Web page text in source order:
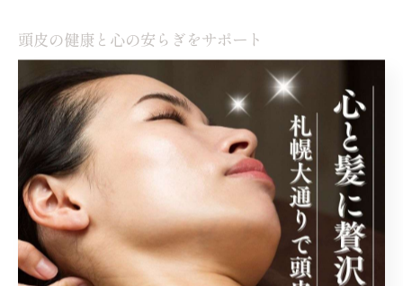
頭皮の健康と心の安らぎをサポート
ヘッドスパは、頭皮の健康を整えるために欠かせないケ
アとして注目されています。札幌市中央区大通西のサロ
ンでは、頭皮の状態を細かくチェックし、それに応じた
最適な施術を提供します。これにより、頭皮の血行が改
善され、健康な髪の成長を促進します。その結果、心地
よい刺激はリラクゼーション効果をもたらし、精神的な
安らぎを得ることができます。また、ヘッドスパを定期
的に受けることで、ストレスフルな状況にも柔軟に対応